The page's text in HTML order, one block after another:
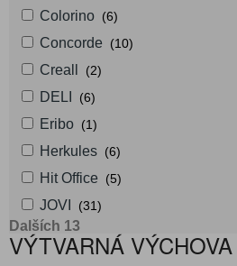
Colorino (6)
Concorde (10)
Creall (2)
DELI (6)
Eribo (1)
Herkules (6)
Hit Office (5)
JOVI (31)
Dalších 13
VÝTVARNÁ VÝCHOVA